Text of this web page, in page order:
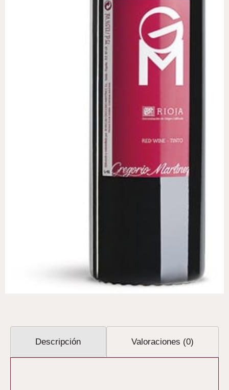
Descripción Valoraciones (0)